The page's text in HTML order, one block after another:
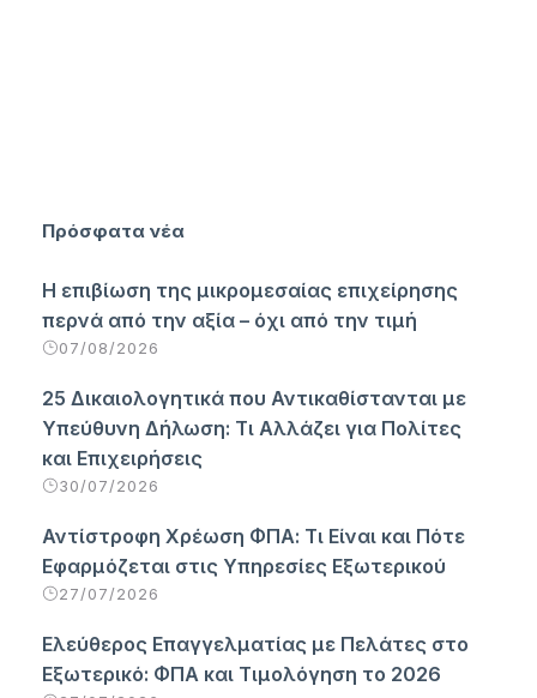
Πρόσφατα νέα
Η επιβίωση της μικρομεσαίας επιχείρησης
περνά από την αξία – όχι από την τιμή
07/08/2026
25 Δικαιολογητικά που Αντικαθίστανται με
Υπεύθυνη Δήλωση: Τι Αλλάζει για Πολίτες
και Επιχειρήσεις
30/07/2026
Αντίστροφη Χρέωση ΦΠΑ: Τι Είναι και Πότε
Εφαρμόζεται στις Υπηρεσίες Εξωτερικού
27/07/2026
Ελεύθερος Επαγγελματίας με Πελάτες στο
Εξωτερικό: ΦΠΑ και Τιμολόγηση το 2026